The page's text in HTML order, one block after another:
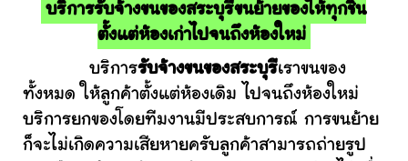
บริการรับจ้างขนของสระบุรีขนย้ายของให้ทุกชิ้น
ตั้งแต่ห้องเก่าไปจนถึงห้องใหม่
บริการรับจ้างขนของสระบุรีเราขนของ
ทั้งหมด ให้ลูกค้าตั้งแต่ห้องเดิม ไปจนถึงห้องใหม่
บริการยกของโดยทีมงานมีประสบการณ์ การขนย้าย
ก็จะไม่เกิดความเสียหายครับลูกค้าสามารถถ่ายรูป